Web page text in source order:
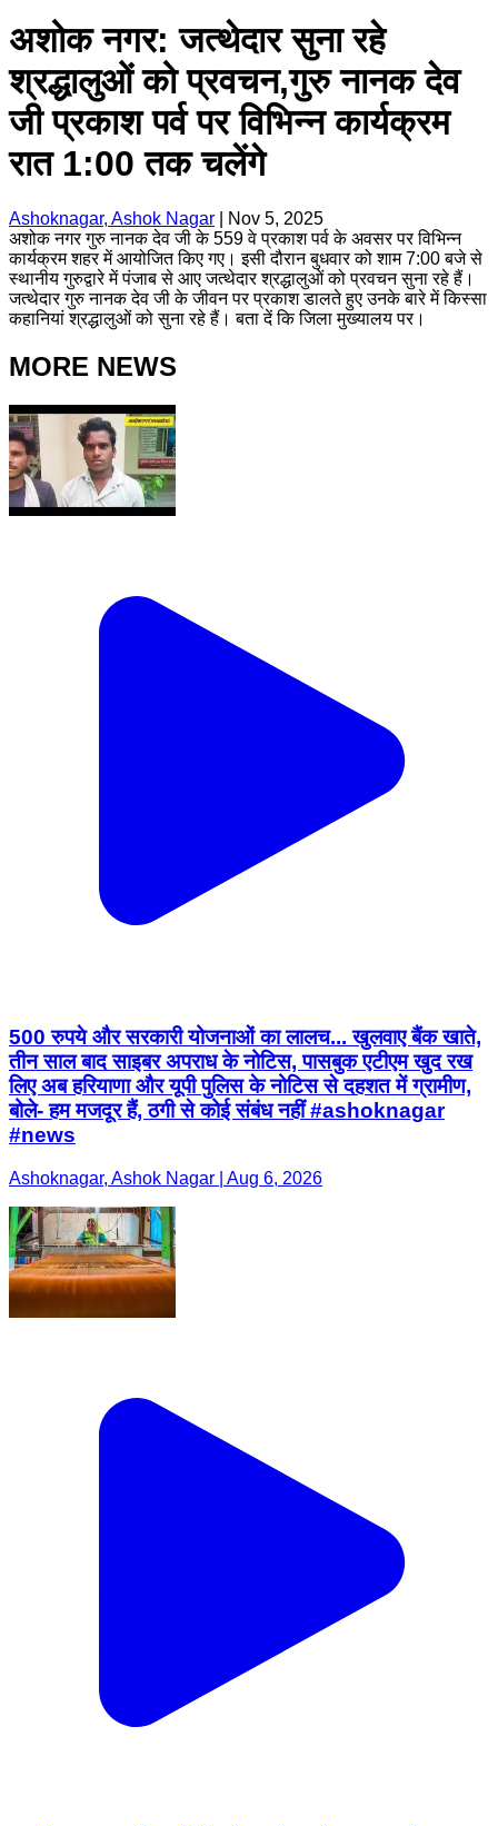
अशोक नगर: जत्थेदार सुना रहे
श्रद्धालुओं को प्रवचन,गुरु नानक देव
जी प्रकाश पर्व पर विभिन्न कार्यक्रम
रात 1:00 तक चलेंगे
Ashoknagar, Ashok Nagar
Nov 5, 2025
अशोक नगर गुरु नानक देव जी के 559 वे प्रकाश पर्व के अवसर पर विभिन्न
कार्यक्रम शहर में आयोजित किए गए। इसी दौरान बुधवार को शाम 7:00 बजे से
स्थानीय गुरुद्वारे में पंजाब से आए जत्थेदार श्रद्धालुओं को प्रवचन सुना रहे हैं।
जत्थेदार गुरु नानक देव जी के जीवन पर प्रकाश डालते हुए उनके बारे में किस्सा
कहानियां श्रद्धालुओं को सुना रहे हैं। बता दें कि जिला मुख्यालय पर।
MORE NEWS
500 रुपये और सरकारी योजनाओं का लालच... खुलवाए बैंक खाते,
तीन साल बाद साइबर अपराध के नोटिस, पासबुक एटीएम खुद रख
लिए अब हरियाणा और यूपी पुलिस के नोटिस से दहशत में ग्रामीण,
बोले- हम मजदूर हैं, ठगी से कोई संबंध नहीं #ashoknagar
#news
Ashoknagar, Ashok Nagar | Aug 6, 2026